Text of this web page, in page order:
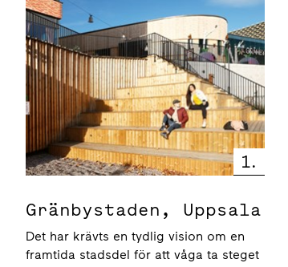
1.
Gränbystaden, Uppsala
Det har krävts en tydlig vision om en
framtida stadsdel för att våga ta steget